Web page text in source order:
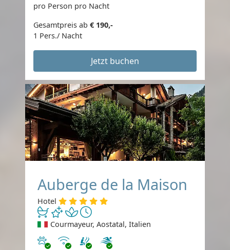
pro Person pro Nacht
Gesamtpreis ab € 190,-
1 Pers./ Nacht
Jetzt buchen
Auberge de la Maison
Hotel
Courmayeur, Aostatal, Italien
Haustiere erlaubt
Internet